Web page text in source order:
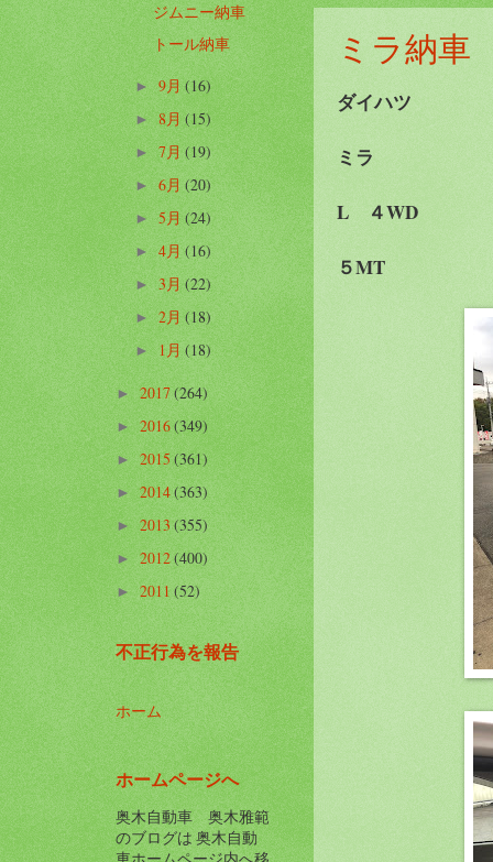
ミラ納車
ダイハツ
ミラ
L ４WD
５MT
ジムニー納車
トール納車
►9月(16)
►8月(15)
►7月(19)
►6月(20)
►5月(24)
►4月(16)
►3月(22)
►2月(18)
►1月(18)
►2017(264)
►2016(349)
►2015(361)
►2014(363)
►2013(355)
►2012(400)
►2011(52)
不正行為を報告
ホーム
ホームページへ
奥木自動車 奥木雅範
のブログは 奥木自動